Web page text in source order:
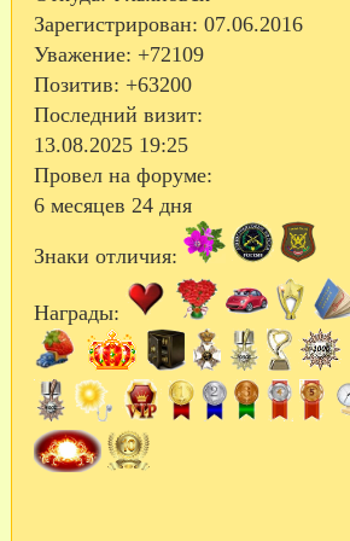
Зарегистрирован: 07.06.2016
Уважение: +72109
Позитив: +63200
Последний визит:
13.08.2025 19:25
Провел на форуме:
6 месяцев 24 дня
Знаки отличия:
Награды: